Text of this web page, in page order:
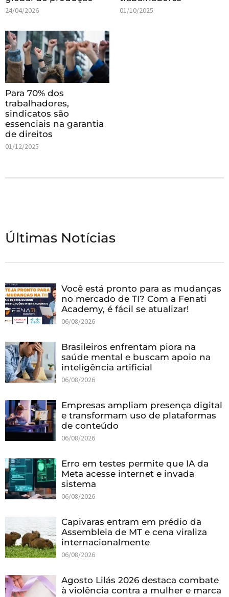
24/04/2026 01/10/2025
Para 70% dos
trabalhadores,
sindicatos são
essenciais na garantia
de direitos
01/12/2025
Últimas Notícias
Você está pronto para as mudanças
no mercado de TI? Com a Fenati
Academy, é fácil se atualizar!
06/08/2026
Brasileiros enfrentam piora na
saúde mental e buscam apoio na
inteligência artificial
06/08/2026
Empresas ampliam presença digital
e transformam uso de plataformas
de conteúdo
06/08/2026
Erro em testes permite que IA da
Meta acesse internet e invada
sistema
06/08/2026
Capivaras entram em prédio da
Assembleia de MT e cena viraliza
internacionalmente
06/08/2026
Agosto Lilás 2026 destaca combate
à violência contra a mulher e marca